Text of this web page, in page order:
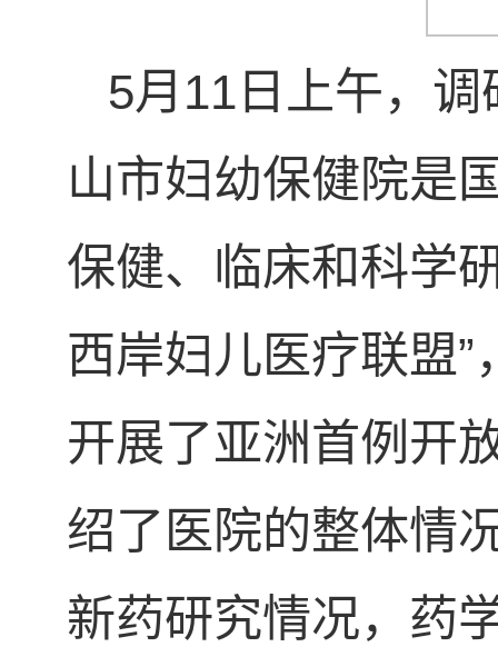
5月11日上午，
山市妇幼保健院是
保健、临床和科学
西岸妇儿医疗联盟
开展了亚洲首例开
绍了医院的整体情
新药研究情况，药